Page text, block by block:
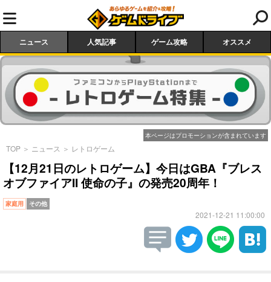
ニュース 人気記事 ゲーム攻略 オススメ
本ページはプロモーションが含まれています
TOP ＞ ニュース ＞ レトロゲーム
【12月21日のレトロゲーム】今日はGBA『ブレス
オブファイアII 使命の子』の発売20周年！
家庭用 その他
2021-12-21 11:00:00